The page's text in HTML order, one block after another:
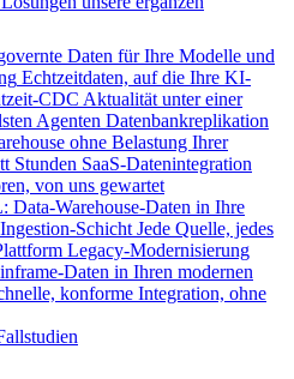
Daten für Ihre Modelle und
Echtzeitdaten, auf die Ihre KI-
CDC Aktualität unter einer
Agenten Datenbankreplikation
ohne Belastung Ihrer
Stunden SaaS-Datenintegration
von uns gewartet
Data-Warehouse-Daten in Ihre
Schicht Jede Quelle, jedes
Legacy-Modernisierung
Daten in Ihren modernen
konforme Integration, ohne